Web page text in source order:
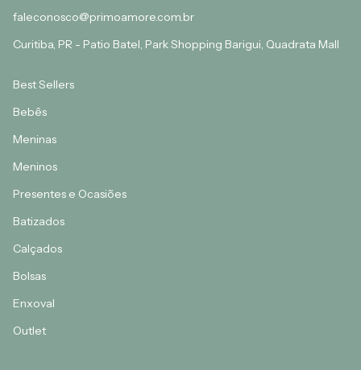
faleconosco@primoamore.com.br
Curitiba, PR - Patio Batel, Park Shopping Barigui, Quadrata Mall
Best Sellers
Bebês
Meninas
Meninos
Presentes e Ocasiões
Batizados
Calçados
Bolsas
Enxoval
Outlet